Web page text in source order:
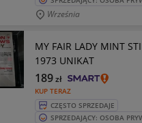
Września
MY FAIR LADY MINT
1973 UNIKAT
KUP TERAZ
189zł
CZĘSTO SPRZEDAJE
SPRZEDAJĄCY: OSOBA